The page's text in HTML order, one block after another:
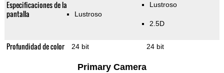
Especificaciones de la
pantalla
Lustroso
Lustroso
2.5D
Profundidad de color 24 bit 24 bit
Primary Camera